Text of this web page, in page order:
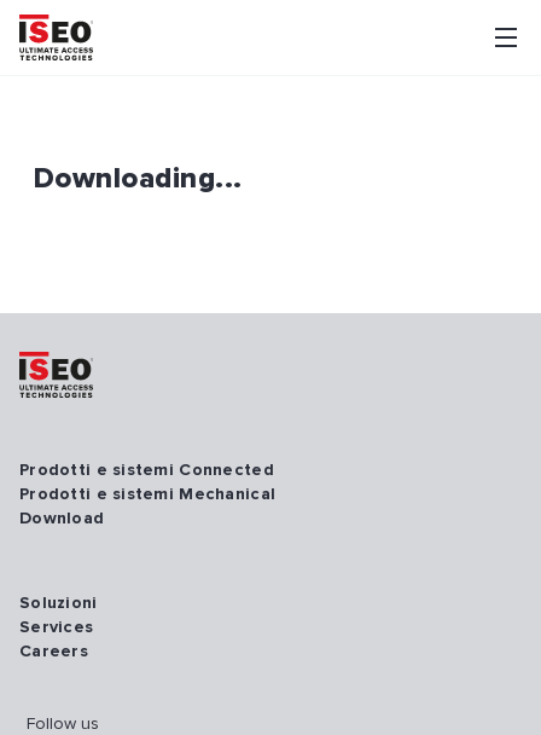
Downloading...
Prodotti e sistemi Connected
Prodotti e sistemi Mechanical
Download
Soluzioni
Services
Careers
Follow us